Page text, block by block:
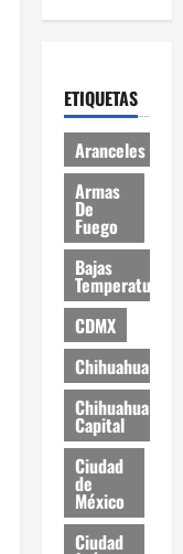
ETIQUETAS
Aranceles
Armas
De
Fuego
Bajas
Temperaturas
CDMX
Chihuahua
Chihuahua
Capital
Ciudad
de
México
Ciudad